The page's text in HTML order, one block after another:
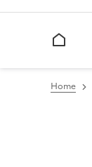
Accueil
Home